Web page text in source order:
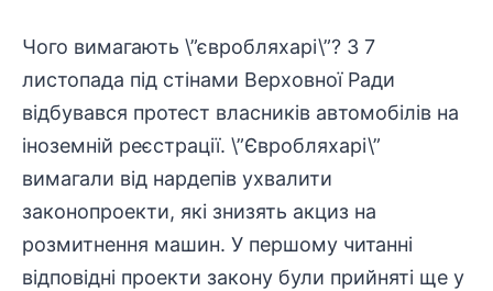
Чого вимагають \”євробляхарі\”? З 7
листопада під стінами Верховної Ради
відбувався протест власників автомобілів на
іноземній реєстрації. \”Євробляхарі\”
вимагали від нардепів ухвалити
законопроекти, які знизять акциз на
розмитнення машин. У першому читанні
відповідні проекти закону були прийняті ще у